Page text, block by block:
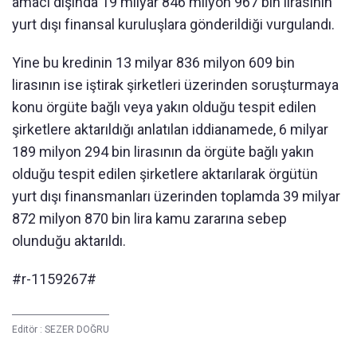
yurt dışı finansal kuruluşlara gönderildiği vurgulandı.
Yine bu kredinin 13 milyar 836 milyon 609 bin
lirasının ise iştirak şirketleri üzerinden soruşturmaya
konu örgüte bağlı veya yakın olduğu tespit edilen
şirketlere aktarıldığı anlatılan iddianamede, 6 milyar
189 milyon 294 bin lirasının da örgüte bağlı yakın
olduğu tespit edilen şirketlere aktarılarak örgütün
yurt dışı finansmanları üzerinden toplamda 39 milyar
872 milyon 870 bin lira kamu zararına sebep
olunduğu aktarıldı.
#r-1159267#
Editör : SEZER DOĞRU